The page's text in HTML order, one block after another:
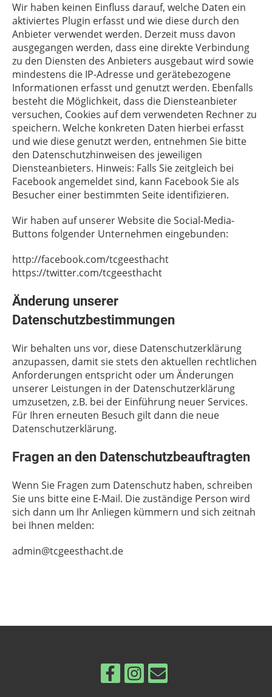
Wir haben keinen Einfluss darauf, welche Daten ein
aktiviertes Plugin erfasst und wie diese durch den
Anbieter verwendet werden. Derzeit muss davon
ausgegangen werden, dass eine direkte Verbindung
zu den Diensten des Anbieters ausgebaut wird sowie
mindestens die IP-Adresse und gerätebezogene
Informationen erfasst und genutzt werden. Ebenfalls
besteht die Möglichkeit, dass die Diensteanbieter
versuchen, Cookies auf dem verwendeten Rechner zu
speichern. Welche konkreten Daten hierbei erfasst
und wie diese genutzt werden, entnehmen Sie bitte
den Datenschutzhinweisen des jeweiligen
Diensteanbieters. Hinweis: Falls Sie zeitgleich bei
Facebook angemeldet sind, kann Facebook Sie als
Besucher einer bestimmten Seite identifizieren.
Wir haben auf unserer Website die Social-Media-
Buttons folgender Unternehmen eingebunden:
http://facebook.com/tcgeesthacht
https://twitter.com/tcgeesthacht
Änderung unserer
Datenschutzbestimmungen
Wir behalten uns vor, diese Datenschutzerklärung
anzupassen, damit sie stets den aktuellen rechtlichen
Anforderungen entspricht oder um Änderungen
unserer Leistungen in der Datenschutzerklärung
umzusetzen, z.B. bei der Einführung neuer Services.
Für Ihren erneuten Besuch gilt dann die neue
Datenschutzerklärung.
Fragen an den Datenschutzbeauftragten
Wenn Sie Fragen zum Datenschutz haben, schreiben
Sie uns bitte eine E-Mail. Die zuständige Person wird
sich dann um Ihr Anliegen kümmern und sich zeitnah
bei Ihnen melden:
admin@tcgeesthacht.de